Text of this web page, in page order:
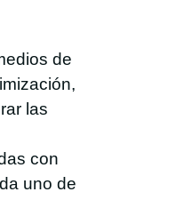
de
las
con
uno de